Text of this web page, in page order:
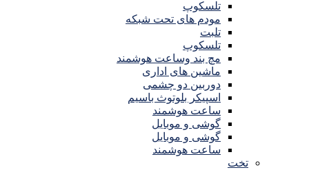
تلسکوپ
مودم های تحت شبکه
تلبت
تلسکوپ
مچ بند وساعت هوشمند
ماشین های اداری
دوربین دو چشمی
اسپیکر بلوتوث باسیم
ساعت هوشمند
گوشی و موبایل
گوشی و موبایل
ساعت هوشمند
تخت